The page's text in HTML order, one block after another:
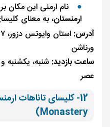
نام ارمنی این مکان
ارمنستان، به معنای
آدرس:
ورناشن
ساعت بازدید:
عصر
Monastery)